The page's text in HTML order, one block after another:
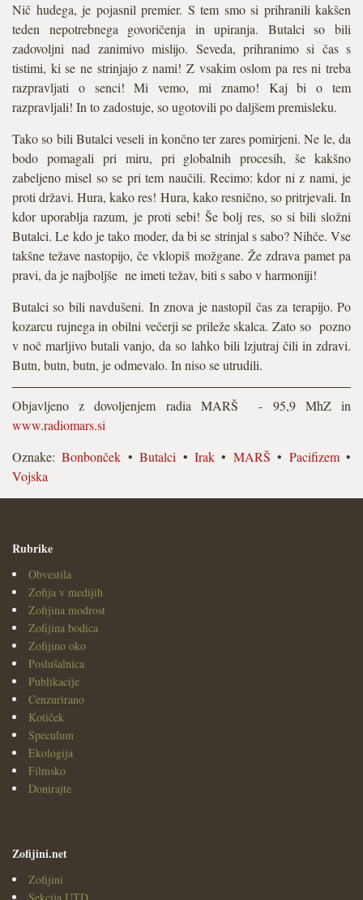
Nič hudega, je pojasnil premier. S tem smo si prihranili kakšen
teden nepotrebnega govoričenja in upiranja. Butalci so bili
zadovoljni nad zanimivo mislijo. Seveda, prihranimo si čas s
tistimi, ki se ne strinjajo z nami! Z vsakim oslom pa res ni treba
razpravljati o senci! Mi vemo, mi znamo! Kaj bi o tem
razpravljali! In to zadostuje, so ugotovili po daljšem premisleku.
Tako so bili Butalci veseli in končno ter zares pomirjeni. Ne le, da
bodo pomagali pri miru, pri globalnih procesih, še kakšno
zabeljeno misel so se pri tem naučili. Recimo: kdor ni z nami, je
proti državi. Hura, kako res! Hura, kako resnično, so pritrjevali. In
kdor uporablja razum, je proti sebi! Še bolj res, so si bili složni
Butalci. Le kdo je tako moder, da bi se strinjal s sabo? Nihče. Vse
takšne težave nastopijo, če vklopiš možgane. Že zdrava pamet pa
pravi, da je najboljše ne imeti težav, biti s sabo v harmoniji!
Butalci so bili navdušeni. In znova je nastopil čas za terapijo. Po
kozarcu rujnega in obilni večerji se prileže skalca. Zato so pozno
v noč marljivo butali vanjo, da so lahko bili lzjutraj čili in zdravi.
Butn, butn, butn, je odmevalo. In niso se utrudili.
Objavljeno z dovoljenjem radia MARŠ - 95,9 MhZ in
www.radiomars.si
Oznake:Bonbonček •Butalci •Irak • MARŠ • Pacifizem•
Vojska
Rubrike
Obvestila
Zofija v medijih
Zofijina modrost
Zofijina bodica
Zofijino oko
Poslušalnica
Publikacije
Cenzurirano
Kotiček
Speculum
Ekologija
Filmsko
Donirajte
Zofijini.net
Zofijini